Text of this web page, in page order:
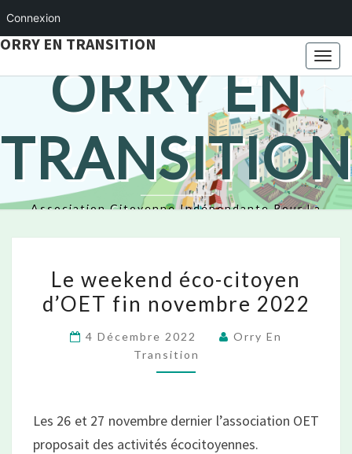
Connexion
ORRY EN TRANSITION
ORRY EN
TRANSITION
Association Citoyenne Indépendante Pour La
weekend
éco-
citoyen
d’OET
2022
Le weekend éco-citoyen
d’OET fin novembre 2022
4 Décembre 2022
Orry En
Transition
Les 26 et 27 novembre dernier l’association OET
proposait des activités écocitoyennes.